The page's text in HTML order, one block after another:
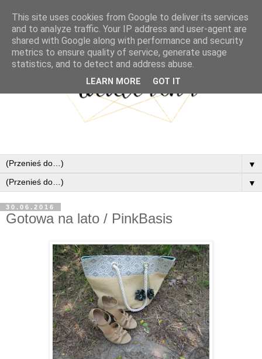
▼
▼
30.06.2016
Gotowa na lato / PinkBasis
This site uses cookies from Google to deliver its services
and to analyze traffic. Your IP address and user-agent are
shared with Google along with performance and security
metrics to ensure quality of service, generate usage
statistics, and to detect and address abuse.
LEARN MORE GOT IT